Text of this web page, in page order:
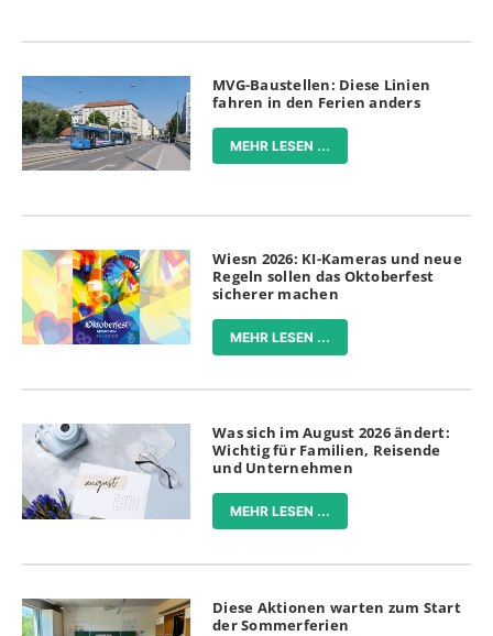
MVG-Baustellen: Diese Linien
fahren in den Ferien anders
MEHR LESEN ...
Wiesn 2026: KI-Kameras und neue
Regeln sollen das Oktoberfest
sicherer machen
MEHR LESEN ...
Was sich im August 2026 ändert:
Wichtig für Familien, Reisende
und Unternehmen
MEHR LESEN ...
Diese Aktionen warten zum Start
der Sommerferien